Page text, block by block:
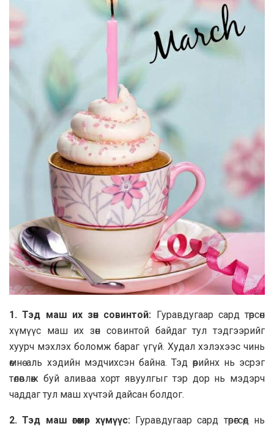
1. Тэд маш их зөн совинтой: Гуравдугаар сард төрсөн
хүмүүс маш их зөн совинтой байдаг тул тэдгээрийг
хуурч мэхлэх боломж бараг үгүй. Худал хэлэхээс чинь
өмнө аль хэдийн мэдчихсэн байна. Тэд өөрийнх нь эсрэг
төлөвлөж буй аливаа хорт явуулгыг тэр дор нь мэдэрч
чаддаг тул маш хүчтэй дайсан болдог.
2. Тэд маш өгөөмөр хүмүүс: Гуравдугаар сард төрөгсөд нь